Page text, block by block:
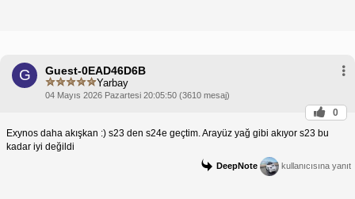
G Guest-0EAD46D6B
Yarbay
04 Mayıs 2026 Pazartesi 20:05:50 (3610 mesaj)
0
Exynos daha akışkan :) s23 den s24e geçtim. Arayüz yağ gibi akıyor s23 bu
kadar iyi değildi
DeepNote kullanıcısına yanıt